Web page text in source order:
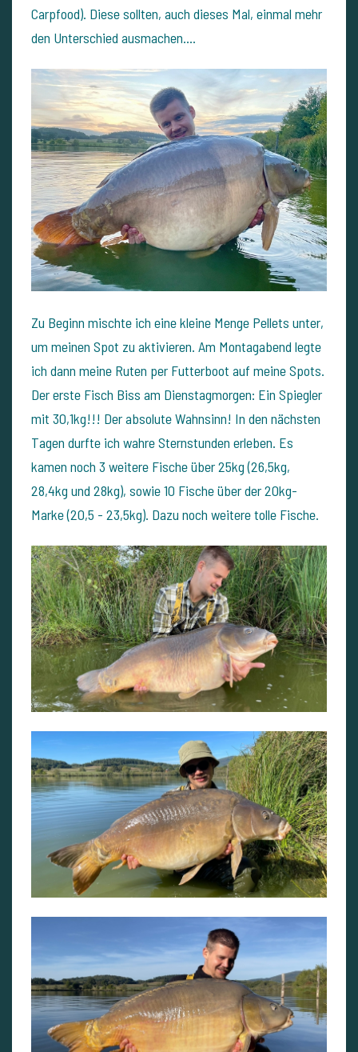
Carpfood). Diese sollten, auch dieses Mal, einmal mehr
den Unterschied ausmachen....
Zu Beginn mischte ich eine kleine Menge Pellets unter,
um meinen Spot zu aktivieren. Am Montagabend legte
ich dann meine Ruten per Futterboot auf meine Spots.
Der erste Fisch Biss am Dienstagmorgen: Ein Spiegler
mit 30,1kg!!! Der absolute Wahnsinn! In den nächsten
Tagen durfte ich wahre Sternstunden erleben. Es
kamen noch 3 weitere Fische über 25kg (26,5kg,
28,4kg und 28kg), sowie 10 Fische über der 20kg-
Marke (20,5 - 23,5kg). Dazu noch weitere tolle Fische.